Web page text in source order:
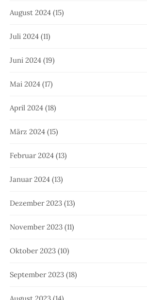
August 2024 (15)
Juli 2024 (11)
Juni 2024 (19)
Mai 2024 (17)
April 2024 (18)
März 2024 (15)
Februar 2024 (13)
Januar 2024 (13)
Dezember 2023 (13)
November 2023 (11)
Oktober 2023 (10)
September 2023 (18)